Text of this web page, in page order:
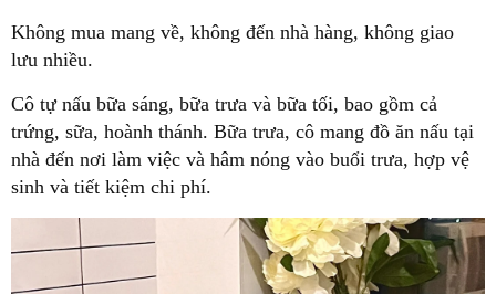
Không mua mang về, không đến nhà hàng, không giao
lưu nhiều.
Cô tự nấu bữa sáng, bữa trưa và bữa tối, bao gồm cả
trứng, sữa, hoành thánh. Bữa trưa, cô mang đồ ăn nấu tại
nhà đến nơi làm việc và hâm nóng vào buổi trưa, hợp vệ
sinh và tiết kiệm chi phí.